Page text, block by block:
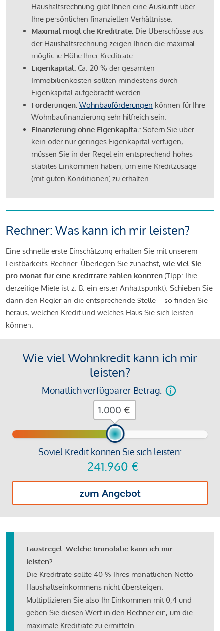
Haushaltsrechnung gibt Ihnen eine Auskunft über
Ihre persönlichen finanziellen Verhältnisse.
Maximal mögliche Kreditrate: Die Überschüsse aus
der Haushaltsrechnung zeigen Ihnen die maximal
mögliche Höhe Ihrer Kreditrate.
Eigenkapital: Ca. 20 % der gesamten
Immobilienkosten sollten mindestens durch
Eigenkapital aufgebracht werden.
Förderungen: Wohnbauförderungen können für Ihre
Wohnbaufinanzierung sehr hilfreich sein.
Finanzierung ohne Eigenkapital: Sofern Sie über
kein oder nur geringes Eigenkapital verfügen,
müssen Sie in der Regel ein entsprechend hohes
stabiles Einkommen haben, um eine Kreditzusage
(mit guten Konditionen) zu erhalten.
Rechner: Was kann ich mir leisten?
Eine schnelle erste Einschätzung erhalten Sie mit unserem
Leistbarkeits-Rechner. Überlegen Sie zunächst, wie viel Sie
pro Monat für eine Kreditrate zahlen könnten (Tipp: Ihre
derzeitige Miete ist z. B. ein erster Anhaltspunkt). Schieben Sie
dann den Regler an die entsprechende Stelle – so finden Sie
heraus, welchen Kredit und welches Haus Sie sich leisten
können.
Wie viel Wohnkredit kann ich mir
leisten?
Monatlich verfügbarer Betrag:
Soviel Kredit können Sie sich leisten:
241.960 €
zum Angebot
€
Faustregel: Welche Immobilie kann ich mir
leisten?
Die Kreditrate sollte 40 % Ihres monatlichen Netto-
Haushaltseinkommens nicht übersteigen.
Multiplizieren Sie also Ihr Einkommen mit 0,4 und
geben Sie diesen Wert in den Rechner ein, um die
maximale Kreditrate zu ermitteln.